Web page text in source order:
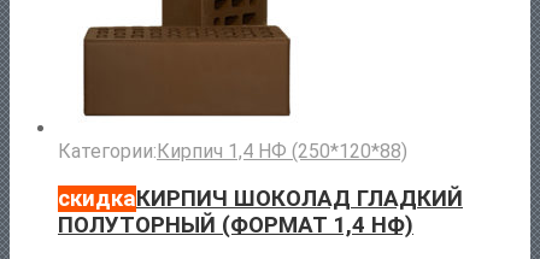
Категории: Кирпич 1,4 НФ (250*120*88)
скидкаКИРПИЧ ШОКОЛАД ГЛАДКИЙ
ПОЛУТОРНЫЙ (ФОРМАТ 1,4 НФ)